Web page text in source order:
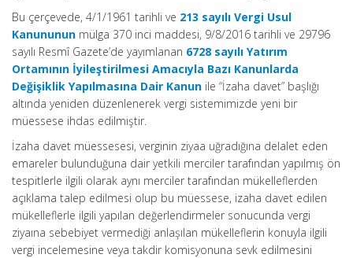
Bu çerçevede, 4/1/1961 tarihli ve 213 sayılı Vergi Usul
Kanununun mülga 370 inci maddesi, 9/8/2016 tarihli ve 29796
sayılı Resmî Gazete’de yayımlanan 6728 sayılı Yatırım
Ortamının İyileştirilmesi Amacıyla Bazı Kanunlarda
Değişiklik Yapılmasına Dair Kanun ile “İzaha davet” başlığı
altında yeniden düzenlenerek vergi sistemimizde yeni bir
müessese ihdas edilmiştir.
İzaha davet müessesesi, verginin ziyaa uğradığına delalet eden
emareler bulunduğuna dair yetkili merciler tarafından yapılmış ön
tespitlerle ilgili olarak aynı merciler tarafından mükelleflerden
açıklama talep edilmesi olup bu müessese, izaha davet edilen
mükelleflerle ilgili yapılan değerlendirmeler sonucunda vergi
ziyaına sebebiyet vermediği anlaşılan mükelleflerin konuyla ilgili
vergi incelemesine veya takdir komisyonuna sevk edilmesini